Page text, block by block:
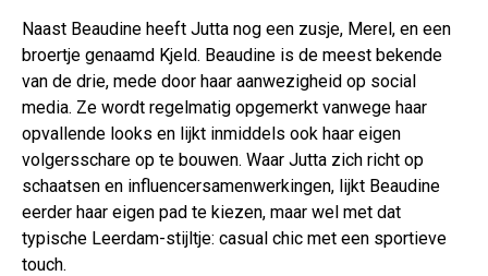
Naast Beaudine heeft Jutta nog een zusje, Merel, en een
broertje genaamd Kjeld. Beaudine is de meest bekende
van de drie, mede door haar aanwezigheid op social
media. Ze wordt regelmatig opgemerkt vanwege haar
opvallende looks en lijkt inmiddels ook haar eigen
volgersschare op te bouwen. Waar Jutta zich richt op
schaatsen en influencersamenwerkingen, lijkt Beaudine
eerder haar eigen pad te kiezen, maar wel met dat
typische Leerdam-stijltje: casual chic met een sportieve
touch.